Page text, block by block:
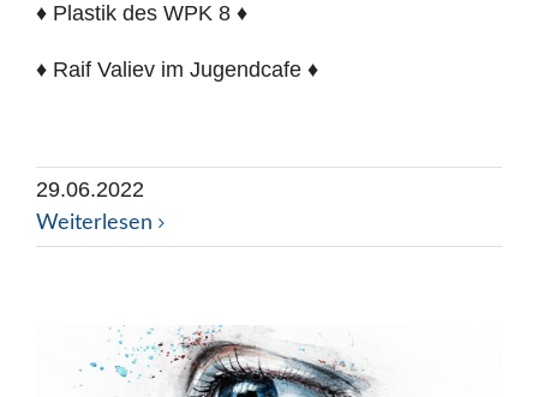
♦ Plastik des WPK 8 ♦
♦ Raif Valiev im Jugendcafe ♦
29.06.2022
Weiterlesen